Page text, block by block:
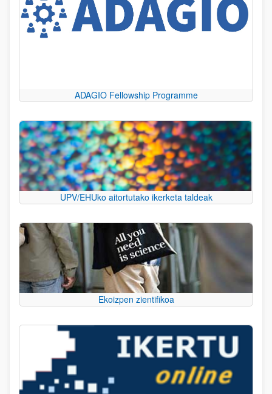
ADAGIO Fellowship Programme
UPV/EHUko aitortutako ikerketa taldeak
Ekoizpen zientifikoa